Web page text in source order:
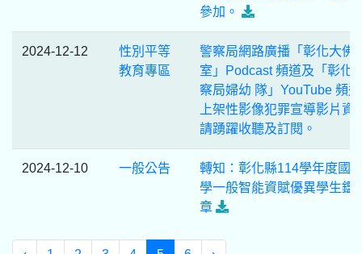
參加。
2024-12-12
性別平等
教育專區
警察局網路廣播「彰化大佛
室」Podcast 頻道及「彰化
察局婦幼 隊」YouTube 頻
上架性影像犯罪宣導影片資
請踴躍收聽及訂閱。
2024-12-10 一般公告
轉知：彰化縣114學年度國
學一般智能資賦優異學生鑑
章